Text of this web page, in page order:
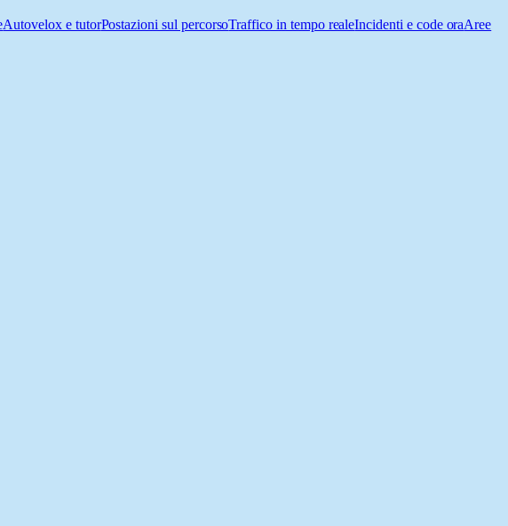
Autovelox e tutorPostazioni sul percorsoTraffico in tempo realeIncidenti e code oraAree